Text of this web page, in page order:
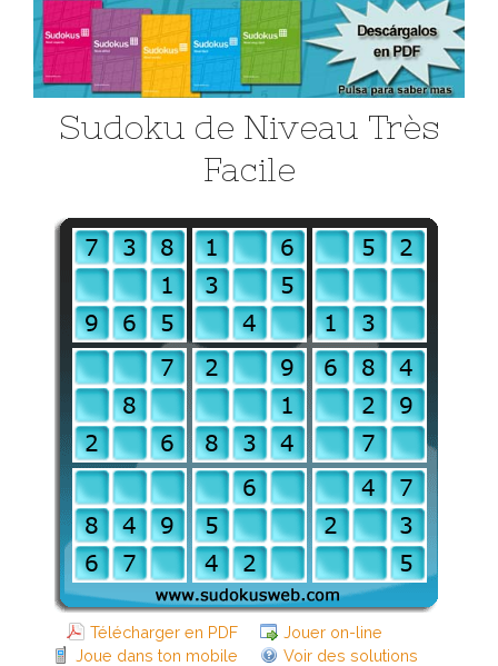
Sudoku de Niveau Très
Facile
Télécharger en PDF
Jouer on-line
Joue dans ton mobile
Voir des solutions